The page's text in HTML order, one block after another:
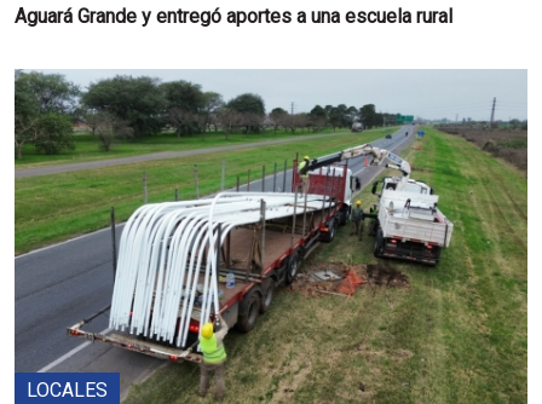
Aguará Grande y entregó aportes a una escuela rural
LOCALES